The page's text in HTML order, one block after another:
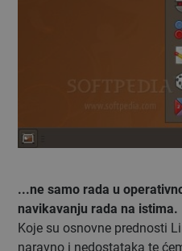
...ne samo rada u
navikavanju rada na istima.
Koje su osnovne prednosti
naravno i nedostataka te